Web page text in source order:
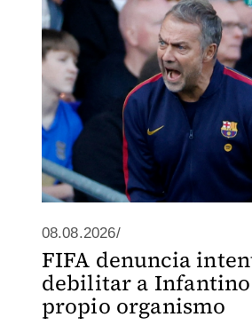
08.08.2026/
FIFA denuncia
debilitar a
propio organismo